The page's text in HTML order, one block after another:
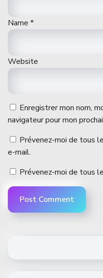
Name *
Website
Enregistrer mon nom,
navigateur pour mon
Prévenez-moi de tous
e-mail.
Prévenez-moi de tous